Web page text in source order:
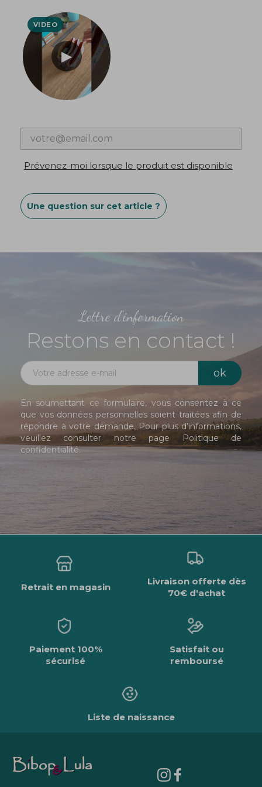
Prévenez-moi lorsque le produit est disponible
Une question sur cet article ?
Lettre d'information
Restons en contact !
En soumettant ce formulaire, vous consentez à ce
que vos données personnelles soient traitées afin de
répondre à votre demande. Pour plus d’informations,
veuillez consulter notre page Politique de
confidentialité.
Retrait en magasin
Livraison offerte dès
70€ d'achat
Paiement 100%
sécurisé
Satisfait ou
remboursé
Liste de naissance